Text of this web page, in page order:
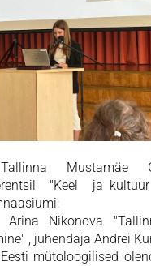
Mustamäe
"Keel ja kultuur
Nikonova
, juhendaja Andrei
mütoloogilised